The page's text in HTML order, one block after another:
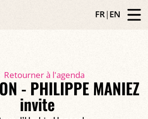
FR|EN
Retourner à l'agenda
- PHILIPPE MANIEZ
invite